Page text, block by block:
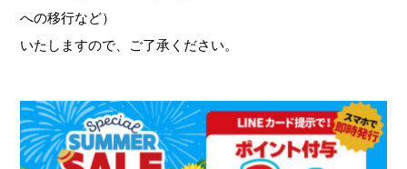
への移行など）
いたしますので、ご了承ください。